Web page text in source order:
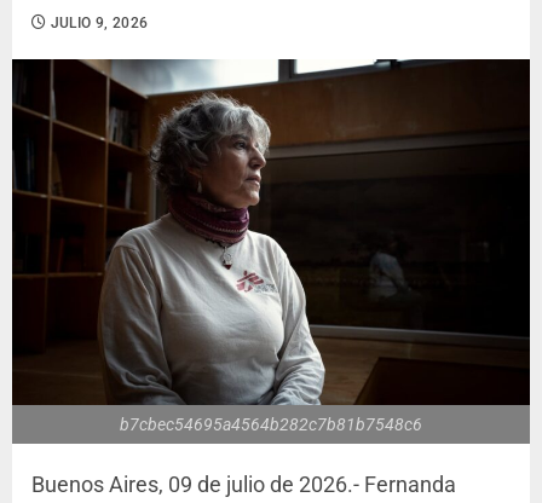
JULIO 9, 2026
b7cbec54695a4564b282c7b81b7548c6
Buenos Aires, 09 de julio de 2026.- Fernanda